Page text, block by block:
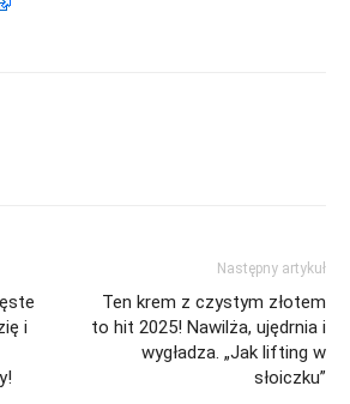
i
Następny artykuł
Ten krem z czystym złotem
to hit 2025! Nawilża, ujędrnia i
wygładza. „Jak lifting w
słoiczku”